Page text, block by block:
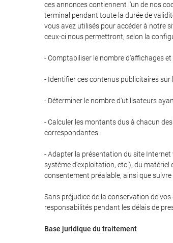
ces annonces contiennent l'un de nos
terminal pendant toute la durée de
vous avez utilisés pour accéder à notre
ceux-ci nous permettront, selon la
- Comptabiliser le nombre d'affichages
- Identifier ces contenus publicitaires sur
- Déterminer le nombre d'utilisateurs
- Calculer les montants dus à chacun
correspondantes.
- Adapter la présentation du site
système d'exploitation, etc.), du
consentement préalable, ainsi que
Sans préjudice de la conservation de
responsabilités pendant les délais de
Base juridique du traitement